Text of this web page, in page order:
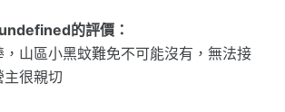
的評價：
山區小黑蚊難免不可能沒有，無法接
主很親切